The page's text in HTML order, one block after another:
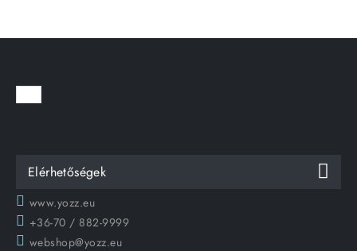
Elérhetőségek
www.yozz.eu
+36-70 / 882-9999
webshop@yozz.eu